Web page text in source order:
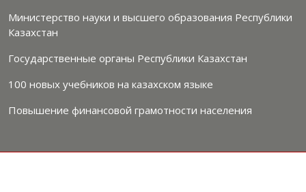
Министерство науки и высшего образования Республики
Казахстан
Государственные органы Республики Казахстан
100 новых учебников на казахском языке
Повышение финансовой грамотности населения